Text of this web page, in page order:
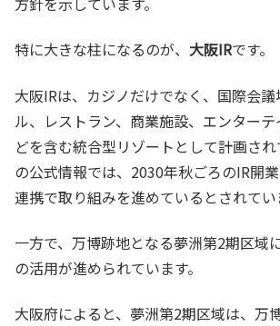
特に大きな柱になるのが、 大阪IRです。
大阪IRは、カジノだけでなく、国際会
ル、レストラン、商業施設、エンター
どを含む統合型リゾートとして計画さ
の公式情報では、2030年秋ごろのIR開
連携で取り組みを進めているとされてい
一方で、万博跡地となる夢洲第2期区域
の活用が進められています。
大阪府によると、夢洲第2期区域は、万